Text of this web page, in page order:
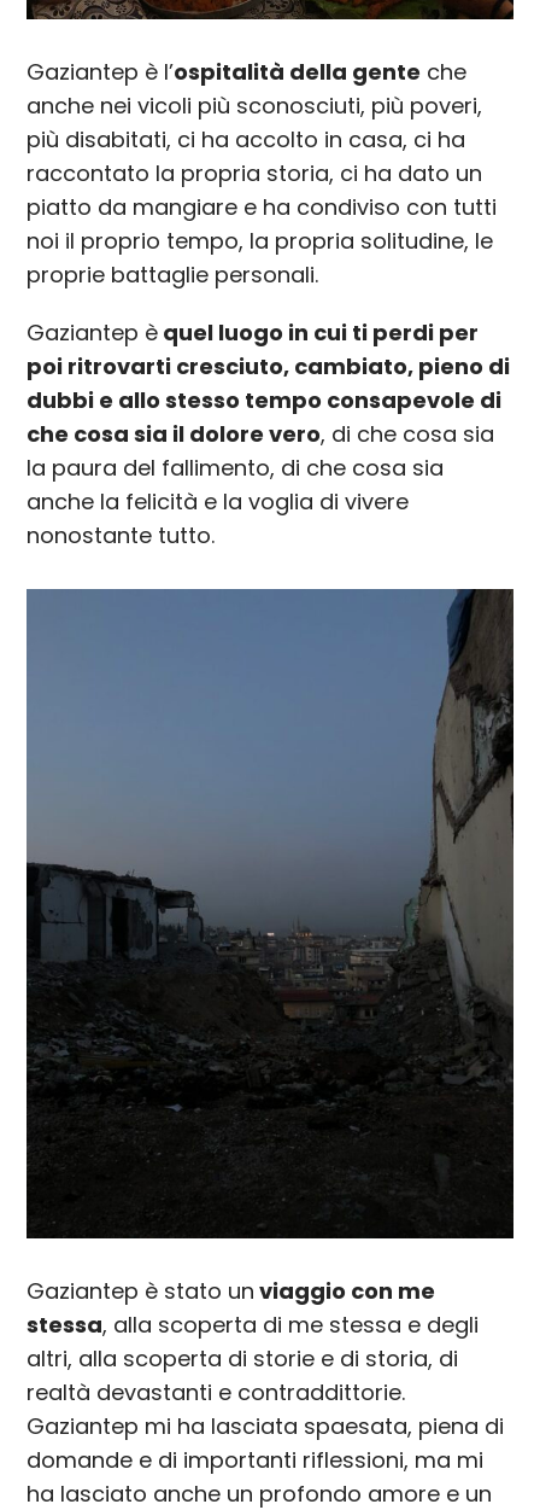
Gaziantep è l’ospitalità della gente che
anche nei vicoli più sconosciuti, più poveri,
più disabitati, ci ha accolto in casa, ci ha
raccontato la propria storia, ci ha dato un
piatto da mangiare e ha condiviso con tutti
noi il proprio tempo, la propria solitudine, le
proprie battaglie personali.
Gaziantep è quel luogo in cui ti perdi per
poi ritrovarti cresciuto, cambiato, pieno di
dubbi e allo stesso tempo consapevole di
che cosa sia il dolore vero, di che cosa sia
la paura del fallimento, di che cosa sia
anche la felicità e la voglia di vivere
nonostante tutto.
Gaziantep è stato un viaggio con me
stessa, alla scoperta di me stessa e degli
altri, alla scoperta di storie e di storia, di
realtà devastanti e contraddittorie.
Gaziantep mi ha lasciata spaesata, piena di
domande e di importanti riflessioni, ma mi
ha lasciato anche un profondo amore e un